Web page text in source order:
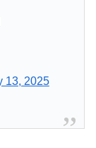
13, 2025